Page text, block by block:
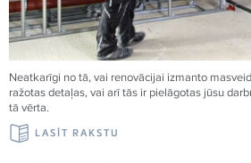
Neatkarīgi no tā, vai renovācijai izmanto
ražotas detaļas, vai arī tās ir pielāgotas jūsu
tā vērta.
LASĪT RAKSTU